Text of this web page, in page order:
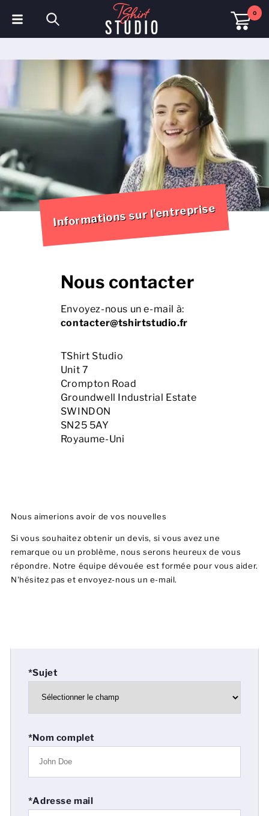
0
Sweats
Chapeaux et Casquettes
Vêtements de sport
Vêtements de travail
Polaires & Vestes
Accessoires de sport
Informations sur l'entreprise
Nous contacter
Envoyez-nous un e-mail à:
contacter@tshirtstudio.fr
TShirt Studio
Unit 7
Crompton Road
Groundwell Industrial Estate
SWINDON
SN25 5AY
Royaume-Uni
Nous aimerions avoir de vos nouvelles
Si vous souhaitez obtenir un devis, si vous avez une
remarque ou un problème, nous serons heureux de vous
répondre. Notre équipe dévouée est formée pour vous aider.
N'hésitez pas et envoyez-nous un e-mail.
*Sujet
*Nom complet
*Adresse mail